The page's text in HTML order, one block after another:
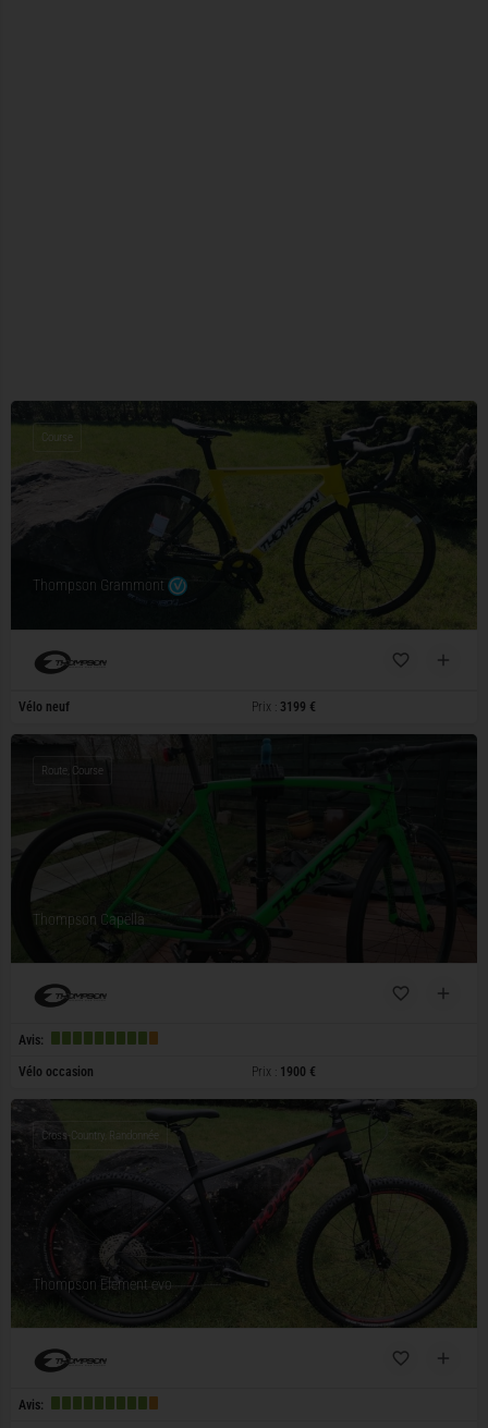
Thompson Grammont
Course
Vélo neuf Prix : 3199 €
Thompson Capella
Route, Course
Avis:
Vélo occasion Prix : 1900 €
Thompson Element evo
Cross-Country, Randonnée
Avis: